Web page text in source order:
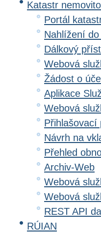
Katastr
Portál
Nahlížení do
Dálkový
Webová
Žádost o
Aplikace
Webová
Přihlašovací
Návrh na
Přehled
Archiv-Web
Webová
Webová
REST API
RÚIAN